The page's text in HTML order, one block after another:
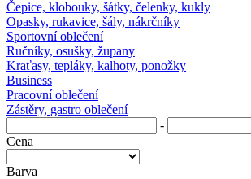
Čepice, klobouky, šátky, čelenky, kukly
Opasky, rukavice, šály, nákrčníky
Sportovní oblečení
Ručníky, osušky, župany
Kraťasy, tepláky, kalhoty, ponožky
Business
Pracovní oblečení
Zástěry, gastro oblečení
-
Cena
Barva